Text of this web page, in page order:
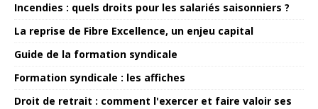
Incendies : quels droits pour les salariés saisonniers ?
La reprise de Fibre Excellence, un enjeu capital
Guide de la formation syndicale
Formation syndicale : les affiches
Droit de retrait : comment l'exercer et faire valoir ses